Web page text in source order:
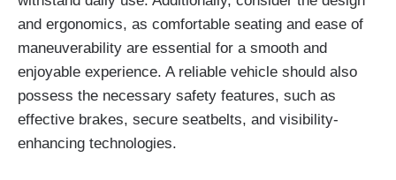
and ergonomics, as comfortable seating and ease of
maneuverability are essential for a smooth and
enjoyable experience. A reliable vehicle should also
possess the necessary safety features, such as
effective brakes, secure seatbelts, and visibility-
enhancing technologies.